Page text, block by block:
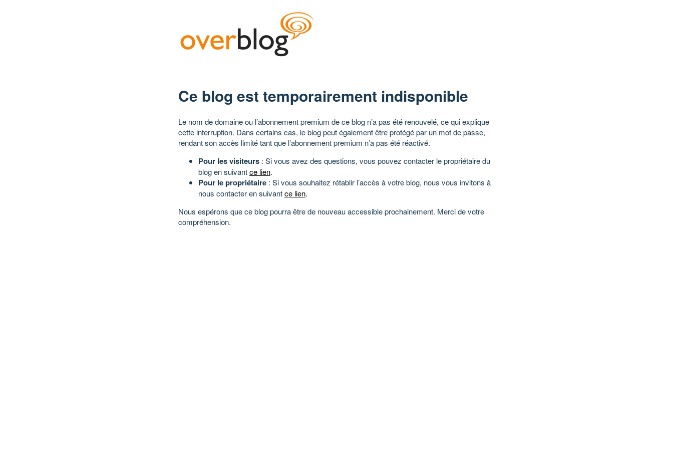
Ce blog est temporairement indisponible
Le nom de domaine ou l’abonnement premium de ce blog n’a pas été renouvelé, ce qui explique
cette interruption. Dans certains cas, le blog peut également être protégé par un mot de passe,
rendant son accès limité tant que l’abonnement premium n’a pas été réactivé.
Pour les visiteurs : Si vous avez des questions, vous pouvez contacter le propriétaire du
blog en suivantce lien.
Pour le propriétaire : Si vous souhaitez rétablir l’accès à votre blog, nous vous invitons à
nous contacter en suivantce lien.
Nous espérons que ce blog pourra être de nouveau accessible prochainement. Merci de votre
compréhension.